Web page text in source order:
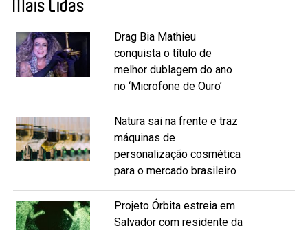
Mais Lidas
Drag Bia Mathieu
conquista o título de
melhor dublagem do ano
no ‘Microfone de Ouro’
Natura sai na frente e traz
máquinas de
personalização cosmética
para o mercado brasileiro
Projeto Órbita estreia em
Salvador com residente da